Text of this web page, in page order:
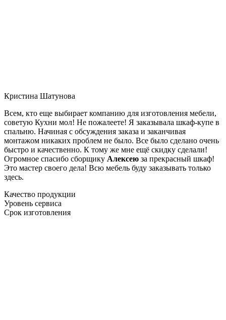
Кристина Шатунова
Всем, кто еще выбирает компанию для изготовления мебели,
советую Кухни мол! Не пожалеете! Я заказывала шкаф-купе в
спальню. Начиная с обсуждения заказа и заканчивая
монтажом никаких проблем не было. Все было сделано очень
быстро и качественно. К тому же мне ещё скидку сделали!
Огромное спасибо сборщику Алексею за прекрасный шкаф!
Это мастер своего дела! Всю мебель буду заказывать только
здесь.
Качество продукции
Уровень сервиса
Срок изготовления